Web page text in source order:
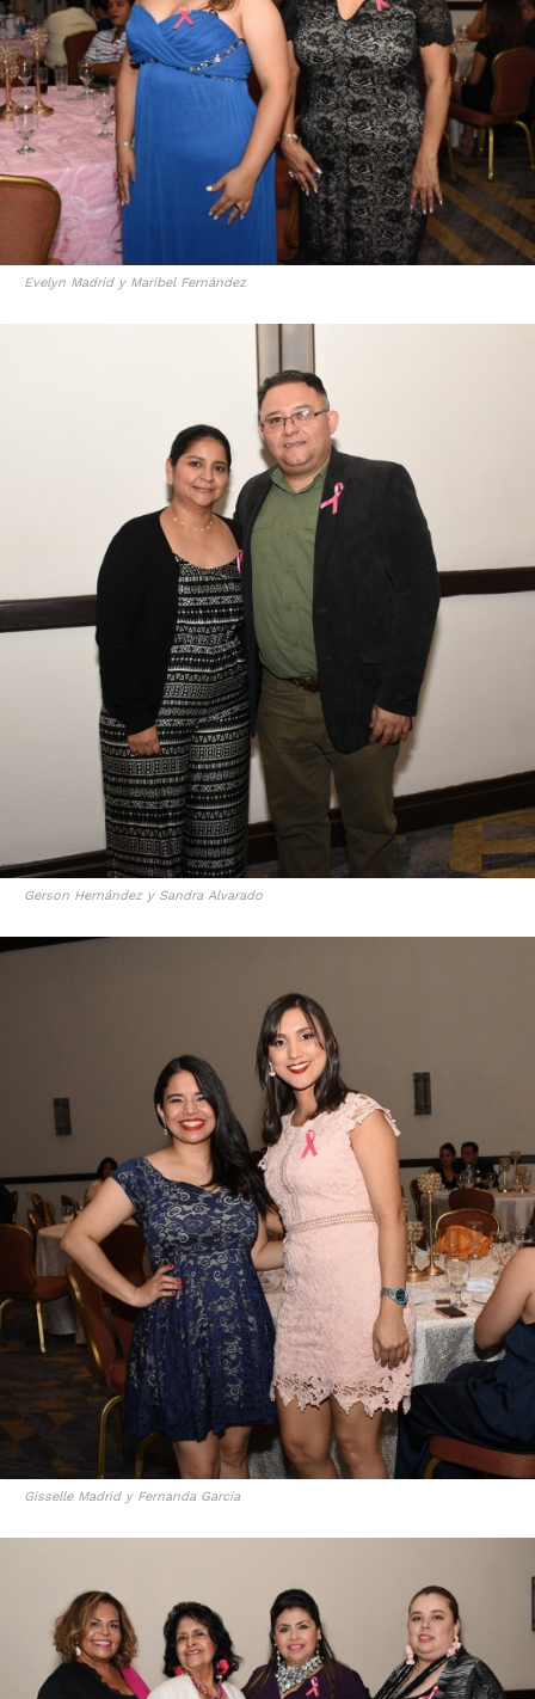
Evelyn Madrid y Maribel Fernández
Gerson Hernández y Sandra Alvarado
Gisselle Madrid y Fernanda García